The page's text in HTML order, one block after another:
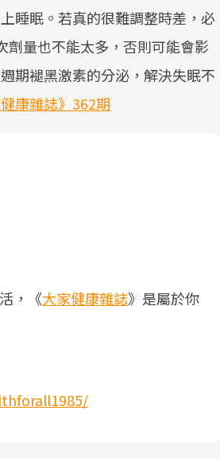
睡眠。若真的很難調整時差，必
劑量也不能太多，否則可能會影
期褪黑激素的分泌，解決失眠不
健康雜誌》362期
，《大家健康雜誌》是屬於你